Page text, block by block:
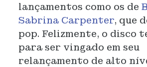
lançamentos como os de
Sabrina Carpenter, que
pop. Felizmente, o disco
para ser vingado em seu
relançamento de alto